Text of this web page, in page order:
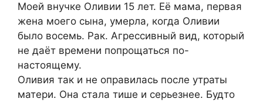
Моей внучке Оливии 15 лет. Её мама, первая
жена моего сына, умерла, когда Оливии
было восемь. Рак. Агрессивный вид, который
не даёт времени попрощаться по-
настоящему.
Оливия так и не оправилась после утраты
матери. Она стала тише и серьезнее. Будто